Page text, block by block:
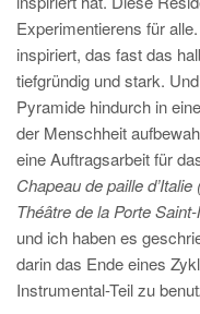
Experimentierens für
inspiriert, das fast das
tiefgründig und stark.
Pyramide hindurch in
der Menschheit
eine Auftragsarbeit für
Chapeau de paille d’Italie
Théâtre de la Porte
und ich haben es
darin das Ende eines
Instrumental-Teil zu